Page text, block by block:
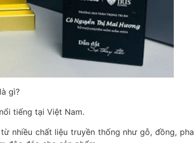
gì?
tiếng tại Việt Nam.
nhiều chất liệu truyền thống như gỗ, đồng, pha